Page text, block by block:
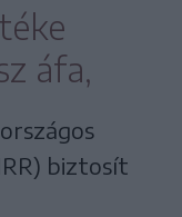
áfa,
biztosít